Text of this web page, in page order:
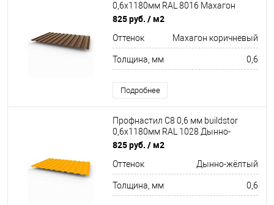
0,6х1180мм RAL 8016 Махагон
коричневый
825 руб. / м2
Оттенок Махагон коричневый
Толщина, мм 0,6
Подробнее
Профнастил С8 0,6 мм buildstor
0,6х1180мм RAL 1028 Дынно-
жёлтый
825 руб. / м2
Оттенок Дынно-жёлтый
Толщина, мм 0,6